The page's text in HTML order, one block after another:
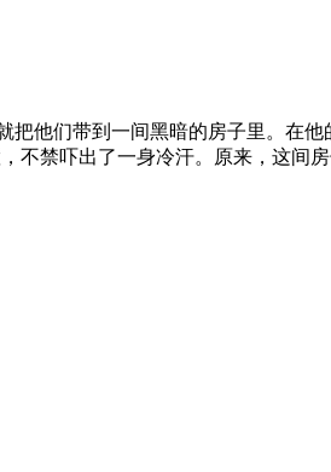
把他们带到一间黑暗的房子里。在
不禁吓出了一身冷汗。原来，这间